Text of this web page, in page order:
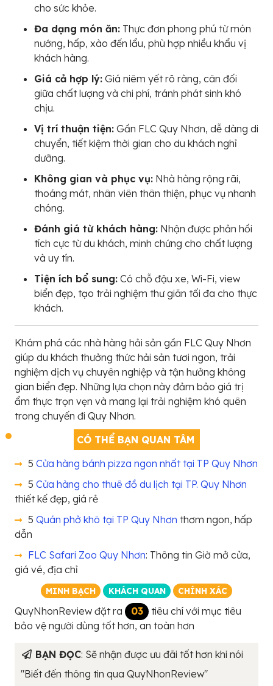
cho sức khỏe.
Đa dạng món ăn: Thực đơn phong phú từ món
nướng, hấp, xào đến lẩu, phù hợp nhiều khẩu vị
khách hàng.
Giá cả hợp lý: Giá niêm yết rõ ràng, cân đối
giữa chất lượng và chi phí, tránh phát sinh khó
chịu.
Vị trí thuận tiện: Gần FLC Quy Nhơn, dễ dàng di
chuyển, tiết kiệm thời gian cho du khách nghỉ
dưỡng.
Không gian và phục vụ: Nhà hàng rộng rãi,
thoáng mát, nhân viên thân thiện, phục vụ nhanh
chóng.
Đánh giá từ khách hàng: Nhận được phản hồi
tích cực từ du khách, minh chứng cho chất lượng
và uy tín.
Tiện ích bổ sung: Có chỗ đậu xe, Wi-Fi, view
biển đẹp, tạo trải nghiệm thư giãn tối đa cho thực
khách.
Khám phá các nhà hàng hải sản gần FLC Quy Nhơn
giúp du khách thưởng thức hải sản tươi ngon, trải
nghiệm dịch vụ chuyên nghiệp và tận hưởng không
gian biển đẹp. Những lựa chọn này đảm bảo giá trị
ẩm thực trọn vẹn và mang lại trải nghiệm khó quên
trong chuyến đi Quy Nhơn.
CÓ THỂ BẠN QUAN TÂM
5 Cửa hàng bánh pizza ngon nhất tại TP Quy Nhơn
5 Cửa hàng cho thuê đồ du lịch tại TP. Quy Nhơn
thiết kế đẹp, giá rẻ
5 Quán phở khô tại TP Quy Nhơn thơm ngon, hấp
dẫn
FLC Safari Zoo Quy Nhơn: Thông tin Giờ mở cửa,
giá vé, địa chỉ
MINH BẠCH KHÁCH QUAN CHÍNH XÁC
QuyNhonReview đặt ra 03
tiêu chí với mục tiêu
bảo vệ người dùng tốt hơn, an toàn hơn
BẠN ĐỌC: Sẽ nhận được ưu đãi tốt hơn khi nói
"Biết đến thông tin qua QuyNhonReview"